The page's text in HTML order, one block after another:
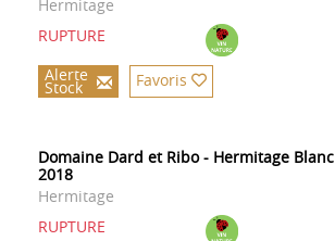
Hermitage
RUPTURE
Alerte
Stock Favoris
Domaine Dard et Ribo - Hermitage Blanc
2018
Hermitage
RUPTURE